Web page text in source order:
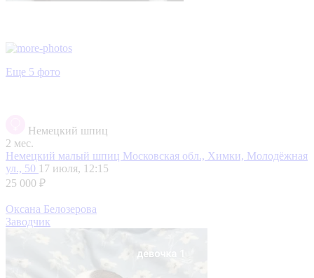
Еще 5 фото
Немецкий шпиц
2 мес.
Немецкий малый шпиц Московская обл., Химки, Молодёжная
ул., 50 17 июля, 12:15
25 000 ₽
Оксана Белозерова
Заводчик